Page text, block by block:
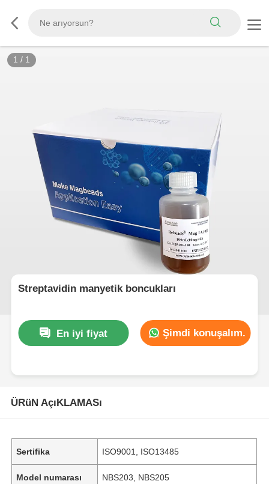
1 / 1
Streptavidin manyetik boncukları
En iyi fiyat Şimdi konuşalım.
ÜRüN AçıKLAMASı
Sertifika ISO9001, ISO13485
Model numarası NBS203, NBS205